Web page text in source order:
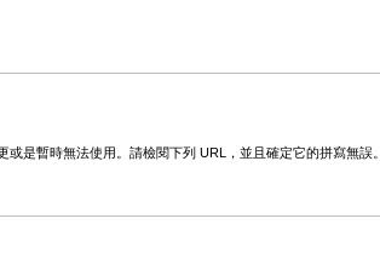
是暫時無法使用。請檢閱下列 URL，並且確定它的拼寫無誤。